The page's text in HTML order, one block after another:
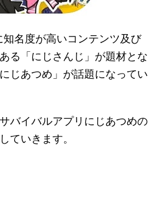
名度が高いコンテンツ及び
る「にじさんじ」が題材とな
じあつめ」が話題になってい
バイバルアプリにじあつめの
ていきます。